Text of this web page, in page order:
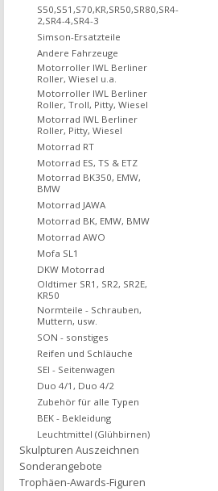
S50,S51,S70,KR,SR50,SR80,SR4-
2,SR4-4,SR4-3
Simson-Ersatzteile
Andere Fahrzeuge
Motorroller IWL Berliner
Roller, Wiesel u.a.
Motorroller IWL Berliner
Roller, Troll, Pitty, Wiesel
Motorrad IWL Berliner
Roller, Pitty, Wiesel
Motorrad RT
Motorrad ES, TS & ETZ
Motorrad BK350, EMW,
BMW
Motorrad JAWA
Motorrad BK, EMW, BMW
Motorrad AWO
Mofa SL1
DKW Motorrad
Oldtimer SR1, SR2, SR2E,
KR50
Normteile - Schrauben,
Muttern, usw.
SON - sonstiges
Reifen und Schläuche
SEI - Seitenwagen
Duo 4/1, Duo 4/2
Zubehör für alle Typen
BEK - Bekleidung
Leuchtmittel (Glühbirnen)
Skulpturen Auszeichnen
Sonderangebote
Trophäen-Awards-Figuren